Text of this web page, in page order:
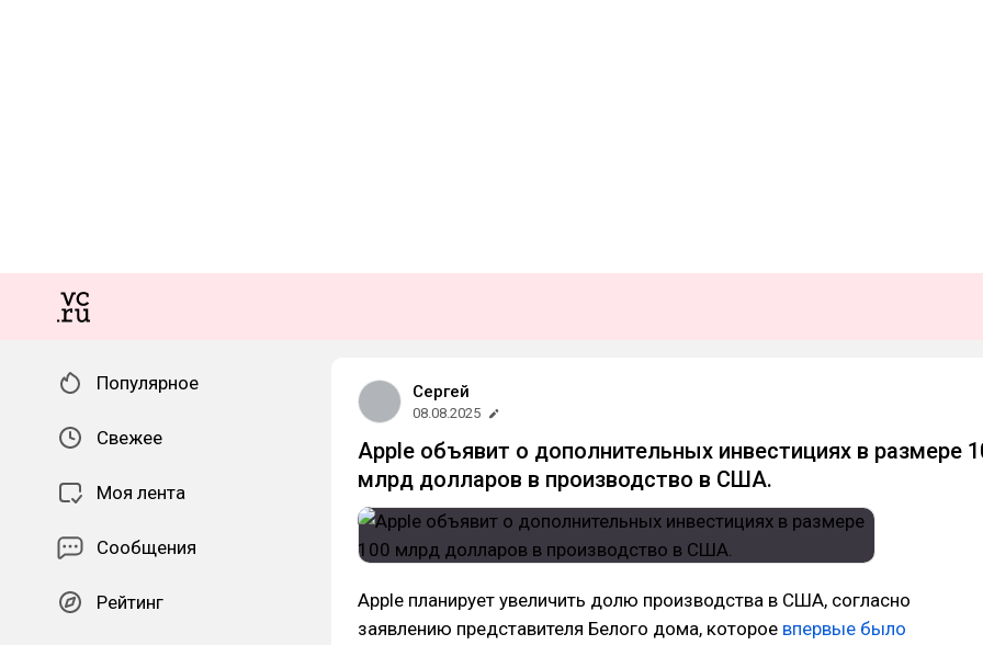
Популярное
Свежее
Моя лента
Сообщения
Рейтинг
Сергей
08.08.2025
Apple объявит о дополнительных инвестициях в размере
млрд долларов в производство в США.
Apple планирует увеличить долю производства в США, согласно
заявлению представителя Белого дома, которое впервые было